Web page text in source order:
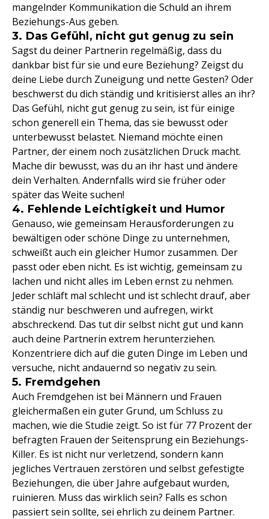
mangelnder Kommunikation die Schuld an ihrem
Beziehungs-Aus geben.
3. Das Gefühl, nicht gut genug zu sein
Sagst du deiner Partnerin regelmäßig, dass du
dankbar bist für sie und eure Beziehung? Zeigst du
deine Liebe durch Zuneigung und nette Gesten? Oder
beschwerst du dich ständig und kritisierst alles an ihr?
Das Gefühl, nicht gut genug zu sein, ist für einige
schon generell ein Thema, das sie bewusst oder
unterbewusst belastet. Niemand möchte einen
Partner, der einem noch zusätzlichen Druck macht.
Mache dir bewusst, was du an ihr hast und ändere
dein Verhalten. Andernfalls wird sie früher oder
später das Weite suchen!
4. Fehlende Leichtigkeit und Humor
Genauso, wie gemeinsam Herausforderungen zu
bewältigen oder schöne Dinge zu unternehmen,
schweißt auch ein gleicher Humor zusammen. Der
passt oder eben nicht. Es ist wichtig, gemeinsam zu
lachen und nicht alles im Leben ernst zu nehmen.
Jeder schläft mal schlecht und ist schlecht drauf, aber
ständig nur beschweren und aufregen, wirkt
abschreckend. Das tut dir selbst nicht gut und kann
auch deine Partnerin extrem herunterziehen.
Konzentriere dich auf die guten Dinge im Leben und
versuche, nicht andauernd so negativ zu sein.
5. Fremdgehen
Auch Fremdgehen ist bei Männern und Frauen
gleichermaßen ein guter Grund, um Schluss zu
machen, wie die Studie zeigt. So ist für 77 Prozent der
befragten Frauen der Seitensprung ein Beziehungs-
Killer. Es ist nicht nur verletzend, sondern kann
jegliches Vertrauen zerstören und selbst gefestigte
Beziehungen, die über Jahre aufgebaut wurden,
ruinieren. Muss das wirklich sein? Falls es schon
passiert sein sollte, sei ehrlich zu deinem Partner.